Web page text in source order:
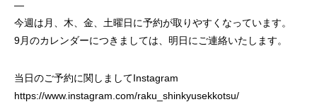
—
今週は月、木、金、土曜日に予約が取りやすくなっています。
9月のカレンダーにつきましては、明日にご連絡いたします。
当日のご予約に関しましてInstagram
https://www.instagram.com/raku_shinkyusekkotsu/